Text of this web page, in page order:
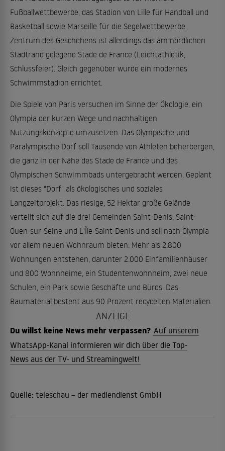
Fußballwettbewerbe, das Stadion von Lille für Handball und
Basketball sowie Marseille für die Segelwettbewerbe.
Zentrum des Geschehens ist allerdings das am nördlichen
Stadtrand gelegene Stade de France (Leichtathletik,
Schlussfeier). Gleich gegenüber wurde ein modernes
Schwimmstadion errichtet.
Die Spiele von Paris versuchen im Sinne der Ökologie, ein
Olympia der kurzen Wege und nachhaltigen
Nutzungskonzepte umzusetzen. Das Olympische und
Paralympische Dorf soll Tausende von Athleten beherbergen,
die ganz in der Nähe des Stade de France und des
Olympischen Schwimmbads untergebracht werden. Geplant
ist dieses "Dorf" als ökologisches und soziales
Langzeitprojekt. Das riesige, 52 Hektar große Gelände
verteilt sich auf die drei Gemeinden Saint-Denis, Saint-
Ouen-sur-Seine und L'Île-Saint-Denis und soll nach Olympia
vor allem neuen Wohnraum bieten: Mehr als 2.800
Wohnungen entstehen, darunter 2.000 Einfamilienhäuser
und 800 Wohnheime, ein Studentenwohnheim, zwei neue
Schulen, ein Park sowie Geschäfte und Büros. Das
Baumaterial besteht aus 90 Prozent recycelten Materialien.
Du willst keine News mehr verpassen? Auf unserem
WhatsApp-Kanal informieren wir dich über die Top-
News aus der TV- und Streamingwelt!
Quelle: teleschau – der mediendienst GmbH